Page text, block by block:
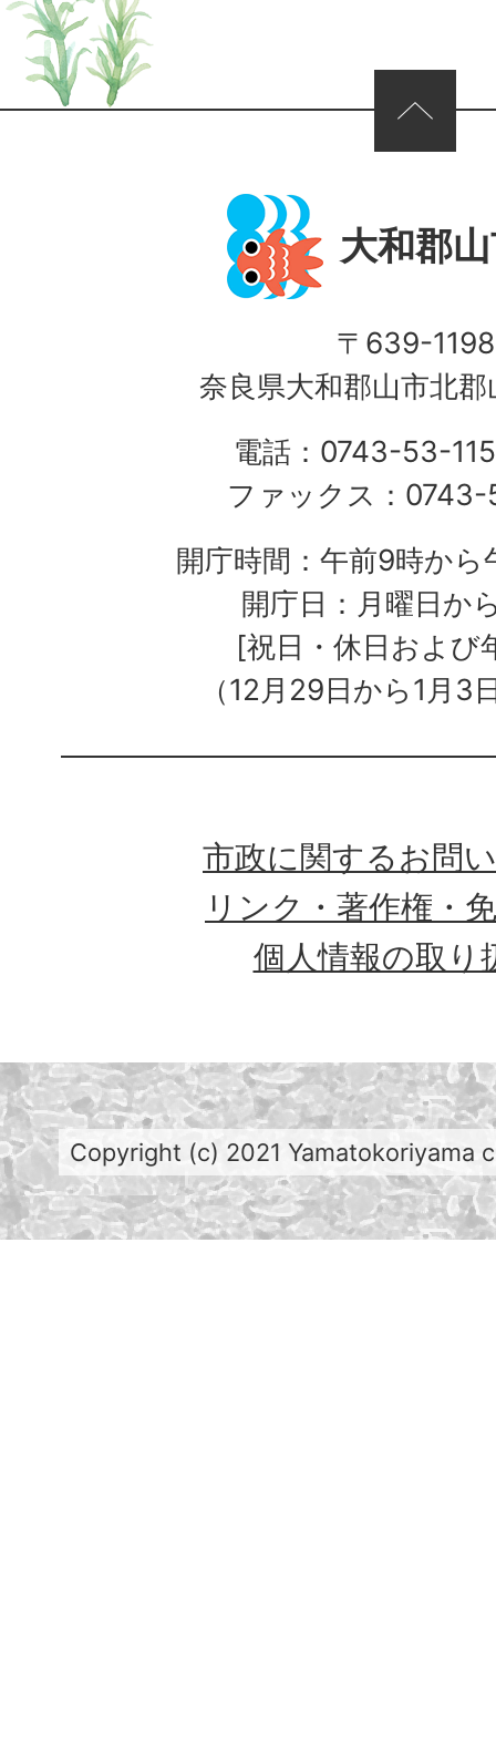
ページの先頭へ
大和郡
〒639-1198
奈良県大和郡山市北
電話：0743-53-
ファックス：
開庁時間：午前9時か
開庁日：月曜日か
[祝日・休日および
（12月29日から1月3
市政に関するお問
リンク・著作権・
個人情報の取り
Copyright (c) 2021 Yamatokoriyama